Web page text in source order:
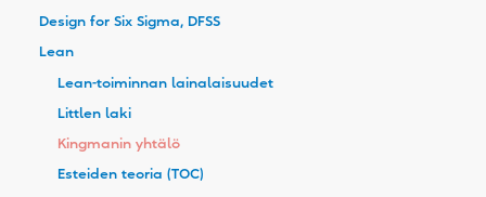
Design for Six Sigma, DFSS
Lean
Lean-toiminnan lainalaisuudet
Littlen laki
Kingmanin yhtälö
Esteiden teoria (TOC)